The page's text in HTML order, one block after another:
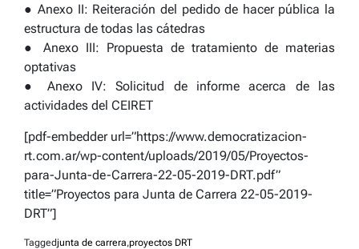
● Anexo II: Reiteración del pedido de hacer pública la
estructura de todas las cátedras
● Anexo III: Propuesta de tratamiento de materias
optativas
● Anexo IV: Solicitud de informe acerca de las
actividades del CEIRET
[pdf-embedder url=”https://www.democratizacion-
rt.com.ar/wp-content/uploads/2019/05/Proyectos-
para-Junta-de-Carrera-22-05-2019-DRT.pdf”
title=”Proyectos para Junta de Carrera 22-05-2019-
DRT”]
Taggedjunta de carrera,proyectos DRT